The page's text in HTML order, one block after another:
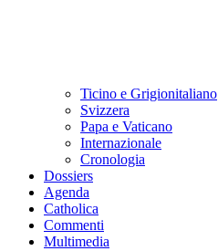
Ticino e Grigionitaliano
Svizzera
Papa e Vaticano
Internazionale
Cronologia
Dossiers
Agenda
Catholica
Commenti
Multimedia